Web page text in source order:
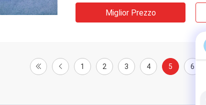
Miglior Prezzo
1 2 3 4 5 6